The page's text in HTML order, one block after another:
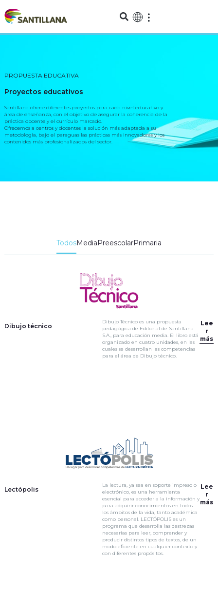
PROPUESTA EDUCATIVA
Proyectos educativos
Santillana ofrece diferentes proyectos para cada nivel educativo y
área de enseñanza, con el objetivo de asegurar la coherencia de la
práctica docente y el currículo marcado.
Ofrecemos a centros y docentes la solución más adaptada a su
metodología, bajo el paraguas las prácticas más innovadoras y los
contenidos más profesionalizados del sector.
MediaPreescolarPrimaria
Todos
Dibujo técnico
Dibujo Técnico es una propuesta
pedagógica de Editorial de Santillana
S.A., para educación media. El libro está
organizado en cuatro unidades, en las
cuales se desarrollan las competencias
para el área de Dibujo técnico.
Lee
r
más
Lectópolis
La lectura, ya sea en soporte impreso o
electrónico, es una herramienta
esencial para acceder a la información y
para adquirir conocimientos en todos
los ámbitos de la vida, tanto académica
como personal. LECTÓPOLIS es un
programa que desarrolla las destrezas
necesarias para leer, comprender y
producir distintos tipos de textos, de un
modo eficiente en cualquier contexto y
con diferentes propósitos.
Lee
r
más